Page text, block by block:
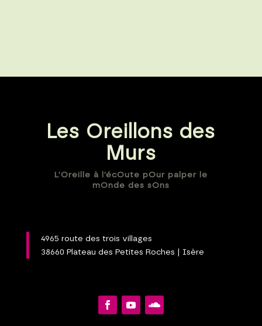
Les Oreillons des
Murs
L’Oreille à l’écOute pOur palper le
mOnde des sOns
4965 route des trois villages
38660 Plateau des Petites Roches | Isère